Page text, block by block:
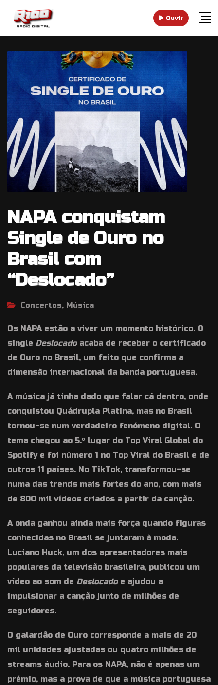
Ouvir
NAPA conquistam
Single de Ouro no
Brasil com
“Deslocado”
Concertos, Música
Os NAPA estão a viver um momento histórico. O
single Deslocadoacaba de receber o certificado
de Ouro no Brasil, um feito que confirma a
dimensão internacional da banda portuguesa.
A música já tinha dado que falar cá dentro, onde
conquistou Quádrupla Platina, mas no Brasil
tornou-se num verdadeiro fenómeno digital. O
tema chegou ao 5.º lugar do Top Viral Global do
Spotify e foi número 1 no Top Viral do Brasil e de
outros 11 países. No TikTok, transformou-se
numa das trends mais fortes do ano, com mais
de 800 mil vídeos criados a partir da canção.
A onda ganhou ainda mais força quando figuras
conhecidas no Brasil se juntaram à moda.
Luciano Huck, um dos apresentadores mais
populares da televisão brasileira, publicou um
vídeo ao som de Deslocadoe ajudou a
impulsionar a canção junto de milhões de
seguidores.
O galardão de Ouro corresponde a mais de 20
mil unidades ajustadas ou quatro milhões de
streams áudio. Para os NAPA, não é apenas um
prémio, mas a prova de que a música portuguesa